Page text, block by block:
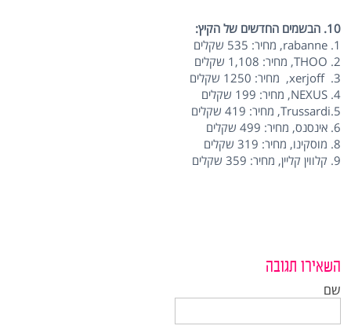
10. הבשמים החדשים של הקיץ:
1. rabanne, מחיר: 535 שקלים
2. THOO, מחיר: 1,108 שקלים
3. xerjoff, מחיר: 1250 שקלים
4. NEXUS, מחיר: 199 שקלים
5.Trussardi, מחיר: 419 שקלים
6. אינסנס, מחיר: 499 שקלים
8. מוסקינו, מחיר: 319 שקלים
9. קלווין קליין, מחיר: 359 שקלים
השאירו תגובה
שם